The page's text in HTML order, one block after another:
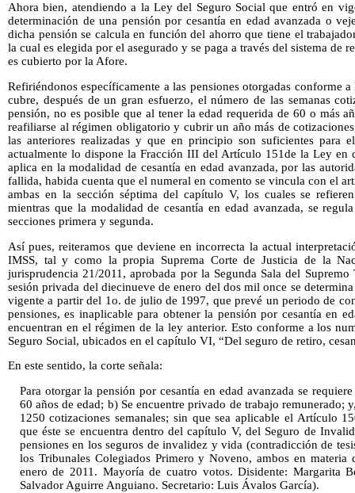
Ahora bien, atendiendo a la Ley del Seguro Social que entró en
determinación de una pensión por cesantía en edad avanzada o
dicha pensión se calcula en función del ahorro que tiene el
la cual es elegida por el asegurado y se paga a través del sistema de
es cubierto por la Afore.
Refiriéndonos específicamente a las pensiones otorgadas conforme
cubre, después de un gran esfuerzo, el número de las semanas
pensión, no es posible que al tener la edad requerida de 60 o más
reafiliarse al régimen obligatorio y cubrir un año más de
las anteriores realizadas y que en principio son suficientes para
actualmente lo dispone la Fracción III del Artículo 151de la Ley en
aplica en la modalidad de cesantía en edad avanzada, por las
fallida, habida cuenta que el numeral en comento se vincula con el
ambas en la sección séptima del capítulo V, los cuales se
mientras que la modalidad de cesantía en edad avanzada, se
secciones primera y segunda.
Así pues, reiteramos que deviene en incorrecta la actual
IMSS, tal y como la propia Suprema Corte de Justicia de la
jurisprudencia 21/2011, aprobada por la Segunda Sala del
sesión privada del diecinueve de enero del dos mil once se
vigente a partir del 1o. de julio de 1997, que prevé un periodo de
pensiones, es inaplicable para obtener la pensión por cesantía en
encuentran en el régimen de la ley anterior. Esto conforme a los
Seguro Social, ubicados en el capítulo VI, “Del seguro de retiro,
En este sentido, la corte señala:
Para otorgar la pensión por cesantía en edad avanzada se
60 años de edad; b) Se encuentre privado de trabajo remunerado;
1250 cotizaciones semanales; sin que sea aplicable el Artículo
que éste se encuentra dentro del capítulo V, del Seguro de
pensiones en los seguros de invalidez y vida (contradicción de
los Tribunales Colegiados Primero y Noveno, ambos en
enero de 2011. Mayoría de cuatro votos. Disidente: Margarita
Salvador Aguirre Anguiano. Secretario: Luis Ávalos García).